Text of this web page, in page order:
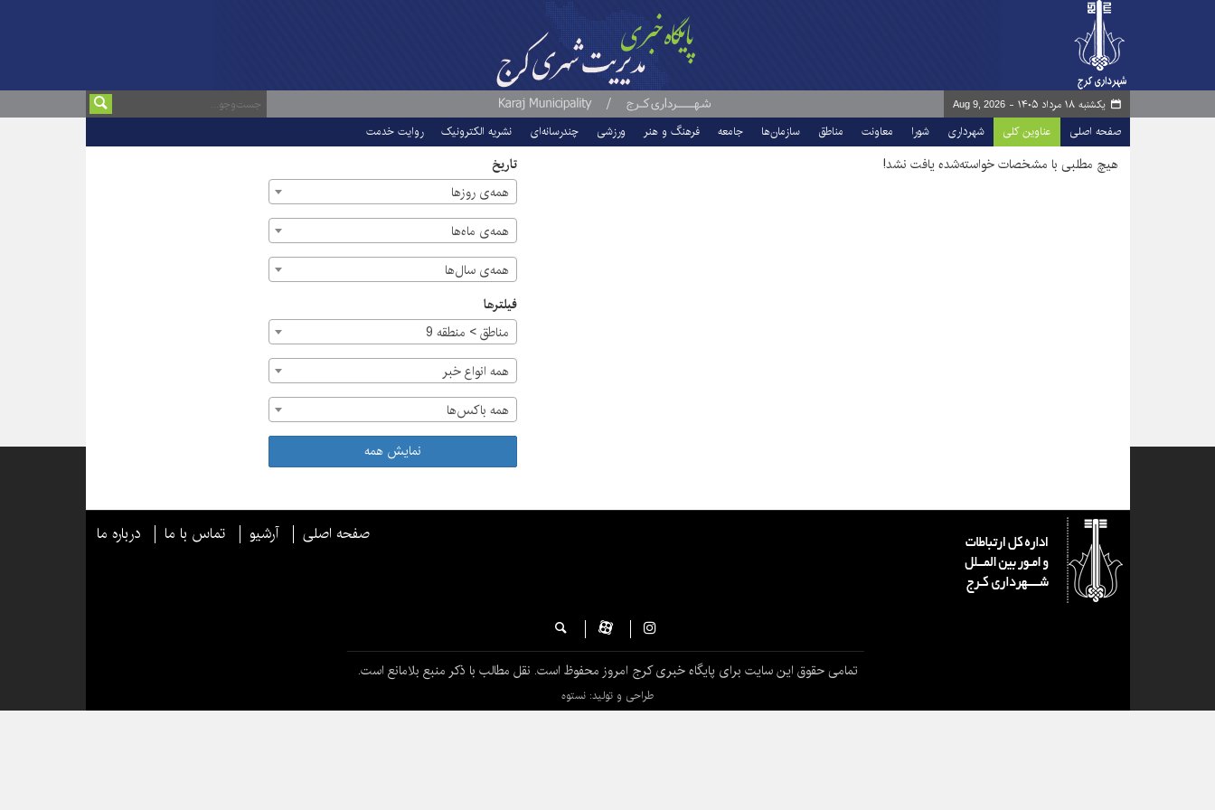
یکشنبه ۱۸ مرداد ۱۴۰۵ - Aug 9, 2026
صفحه اصلی عناوین کلی شهرداری شورا معاونت مناطق سازمان‌ها جامعه فرهنگ و هنر ورزشی چندرسانه‌ای نشریه الکترونیک روایت خدمت
هیچ مطلبی با مشخصات خواسته‌شده یافت نشد!
تاریخ
همه‌ی روزها
همه‌ی ماه‌ها
همه‌ی سال‌ها
فیلترها
مناطق > منطقه 9
همه انواع خبر
همه باکس‌ها
نمایش همه
صفحه اصلی آرشیو تماس با ما درباره ما
تمامی حقوق این سایت برای پایگاه خبری کرج امروز محفوظ است. نقل مطالب با ذکر منبع بلامانع است.
طراحی و تولید: نستوه